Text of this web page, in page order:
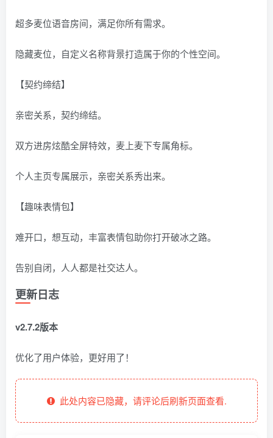
超多麦位语音房间，满足你所有需求。
隐藏麦位，自定义名称背景打造属于你的个性空间。
【契约缔结】
亲密关系，契约缔结。
双方进房炫酷全屏特效，麦上麦下专属角标。
个人主页专属展示，亲密关系秀出来。
【趣味表情包】
难开口，想互动，丰富表情包助你打开破冰之路。
告别自闭，人人都是社交达人。
更新日志
v2.7.2版本
优化了用户体验，更好用了！
此处内容已隐藏，请评论后刷新页面查看.